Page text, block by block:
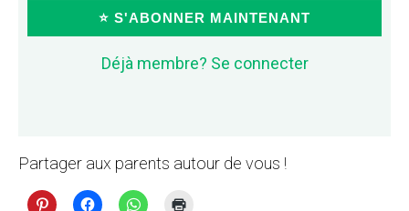
⭐ S'ABONNER MAINTENANT
Déjà membre? Se connecter
Partager aux parents autour de vous !